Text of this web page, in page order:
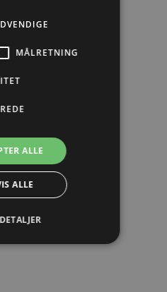
MÅLRETNING
ALLE
ALLE